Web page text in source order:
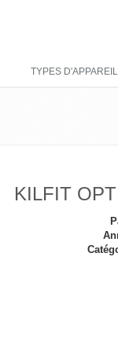
TYPES
KILFIT